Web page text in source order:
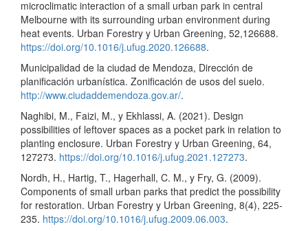
microclimatic interaction of a small urban park in central
Melbourne with its surrounding urban environment during
heat events. Urban Forestry y Urban Greening, 52,126688.
https://doi.org/10.1016/j.ufug.2020.126688.
Municipalidad de la ciudad de Mendoza, Dirección de
planificación urbanística. Zonificación de usos del suelo.
http://www.ciudaddemendoza.gov.ar/.
Naghibi, M., Faizi, M., y Ekhlassi, A. (2021). Design
possibilities of leftover spaces as a pocket park in relation to
planting enclosure. Urban Forestry y Urban Greening, 64,
127273. https://doi.org/10.1016/j.ufug.2021.127273.
Nordh, H., Hartig, T., Hagerhall, C. M., y Fry, G. (2009).
Components of small urban parks that predict the possibility
for restoration. Urban Forestry y Urban Greening, 8(4), 225-
235. https://doi.org/10.1016/j.ufug.2009.06.003.